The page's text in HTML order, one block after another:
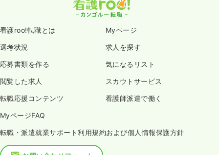
看護roo!転職とは Myページ
選考状況 求人を探す
応募書類を作る 気になるリスト
閲覧した求人 スカウトサービス
転職応援コンテンツ 看護師派遣で働く
MyページFAQ
転職・派遣就業サポート利用規約および個人情報保護方針